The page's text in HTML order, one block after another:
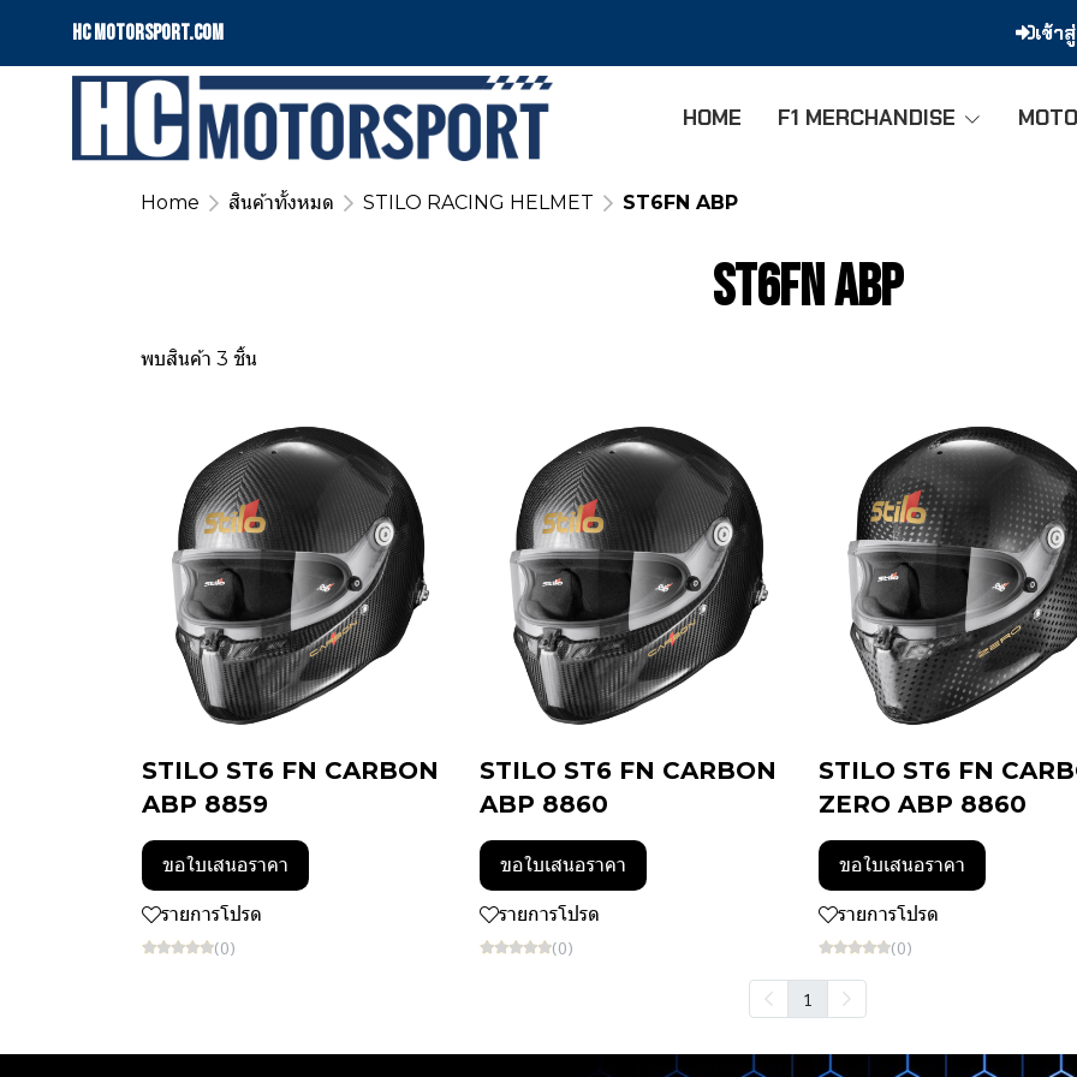
HC motorsport.COM เข้า
HOME F1 MERCHANDISE
Home สินค้าทั้งหมด STILO RACING HELMET ST6FN ABP
ST6FN ABP
พบสินค้า 3 ชิ้น
STILO ST6 FN CARBON
ABP 8859
ขอใบเสนอราคา
รายการโปรด
(0)
STILO ST6 FN CARBON
ABP 8860
ขอใบเสนอราคา
รายการโปรด
(0)
STILO ST6 FN
ZERO ABP 8860
ขอใบเสนอราคา
รายการโปรด
(0)
1